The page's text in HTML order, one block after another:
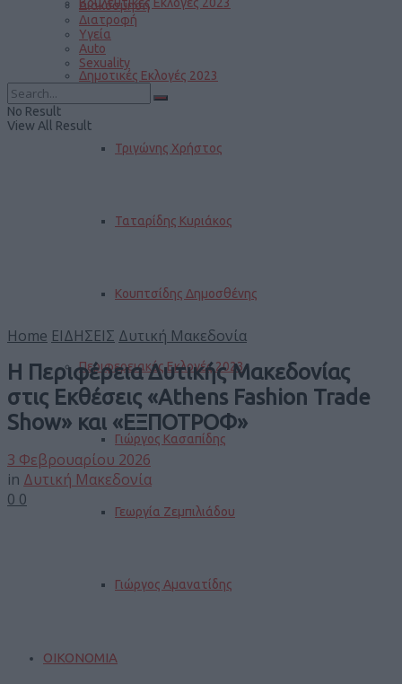
Δημοτικές Εκλογές 2023
Τριγώνης Χρήστος
Ταταρίδης Κυριάκος
Κουπτσίδης Δημοσθένης
Περιφερειακές Εκλογές 2023
Γιώργος Κασαπίδης
Γεωργία Ζεμπιλιάδου
Γιώργος Αμανατίδης
ΟΙΚΟΝΟΜΙΑ
Διακόσμηση
Διατροφή
Υγεία
Auto
Sexuality
No Result
View All Result
Home ΕΙΔΗΣΕΙΣ Δυτική Μακεδονία
Η Περιφέρεια Δυτικής Μακεδονίας
στις Εκθέσεις «Athens Fashion Trade
Show» και «ΕΞΠΟΤΡΟΦ»
3 Φεβρουαρίου 2026
in Δυτική Μακεδονία
0 0